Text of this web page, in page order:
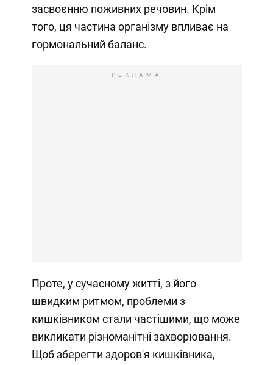
засвоєнню поживних речовин. Крім
того, ця частина організму впливає на
гормональний баланс.
РЕКЛАМА
Проте, у сучасному житті, з його
швидким ритмом, проблеми з
кишківником стали частішими, що може
викликати різноманітні захворювання.
Щоб зберегти здоров'я кишківника,